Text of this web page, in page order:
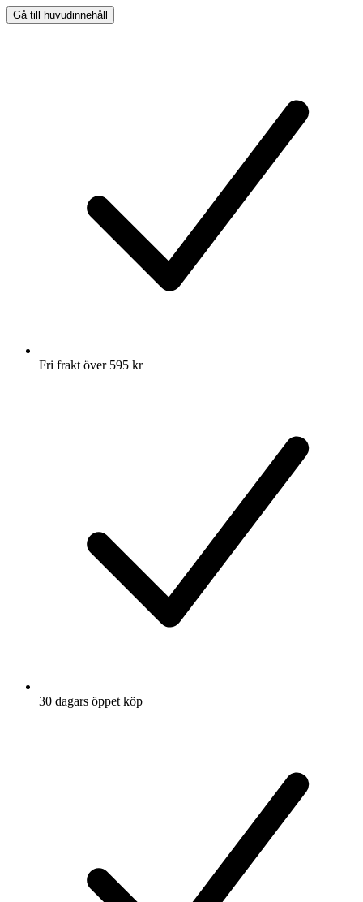
Gå till huvudinnehåll
Fri frakt över 595 kr
30 dagars öppet köp